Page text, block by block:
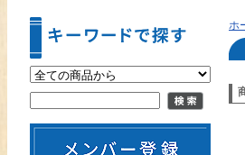
ホ